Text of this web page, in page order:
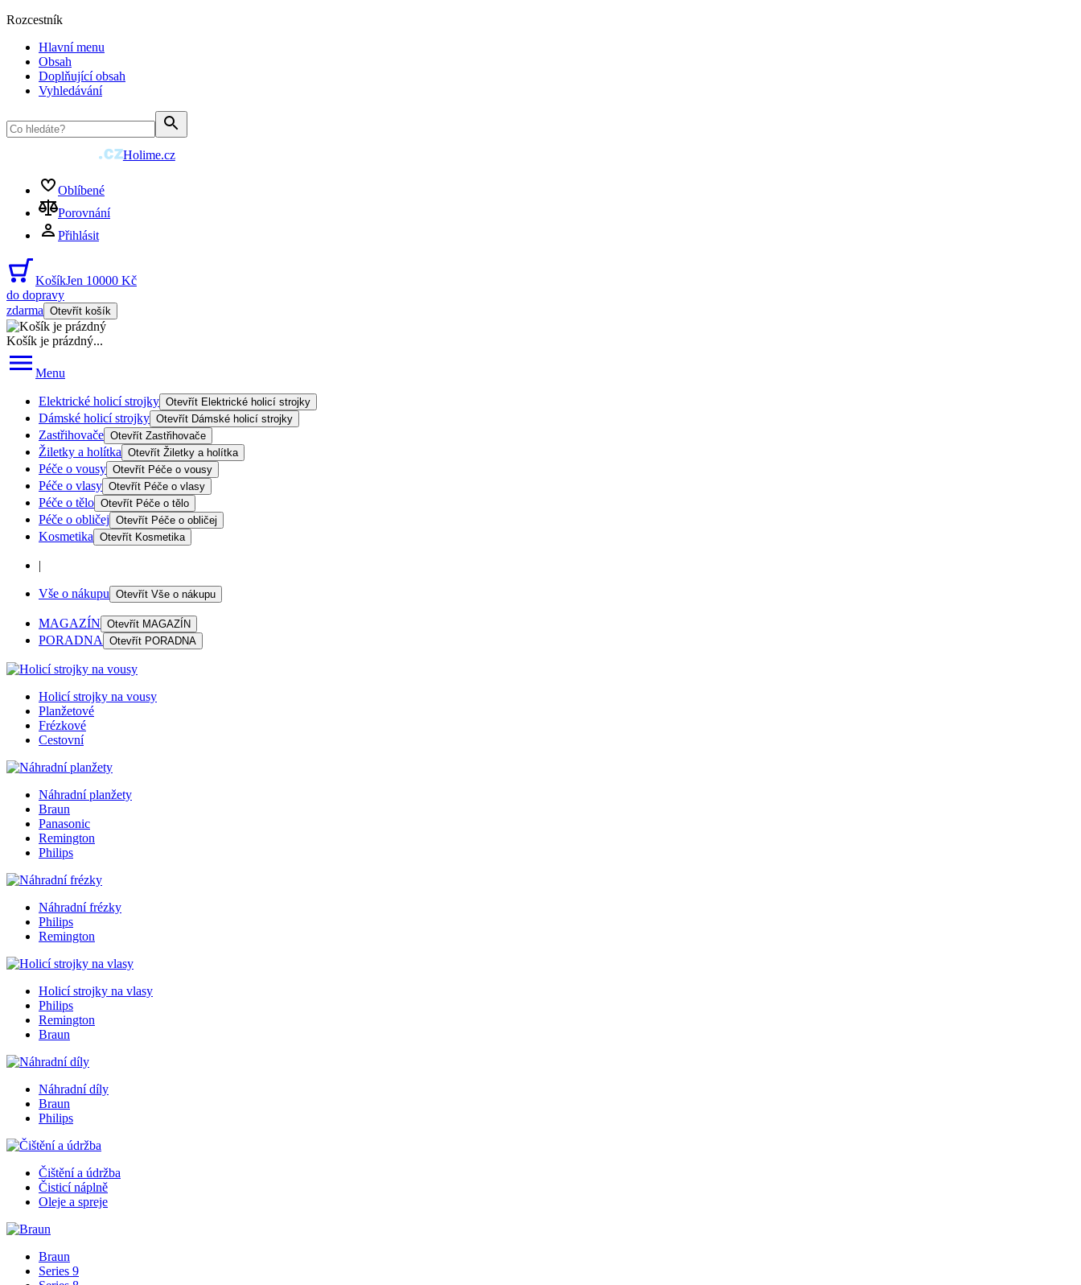
Rozcestník
Hlavní menu
Obsah
Doplňující obsah
Vyhledávání
Holime.cz
Oblíbené
Porovnání
Přihlásit
KošíkJen 10000 Kč
do dopravy
zdarma Otevřít košík
Košík je prázdný...
Menu
Elektrické holicí strojky Otevřít Elektrické holicí strojky
Dámské holicí strojky Otevřít Dámské holicí strojky
Zastřihovače Otevřít Zastřihovače
Žiletky a holítka Otevřít Žiletky a holítka
Péče o vousy Otevřít Péče o vousy
Péče o vlasy Otevřít Péče o vlasy
Péče o tělo Otevřít Péče o tělo
Péče o obličej Otevřít Péče o obličej
Kosmetika Otevřít Kosmetika
|
Vše o nákupu Otevřít Vše o nákupu
MAGAZÍN Otevřít MAGAZÍN
PORADNA Otevřít PORADNA
Holicí strojky na vousy
Planžetové
Frézkové
Cestovní
Náhradní planžety
Braun
Panasonic
Remington
Philips
Náhradní frézky
Philips
Remington
Holicí strojky na vlasy
Philips
Remington
Braun
Náhradní díly
Braun
Philips
Čištění a údržba
Čisticí náplně
Oleje a spreje
Braun
Series 9